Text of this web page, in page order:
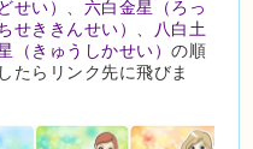
せい）
六白金星（ろっ
せききんせい）
八白土
（きゅうしかせい）の順
たらリンク先に飛びま